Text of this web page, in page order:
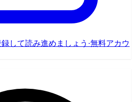
して読み進めましょう ·無料アカウ